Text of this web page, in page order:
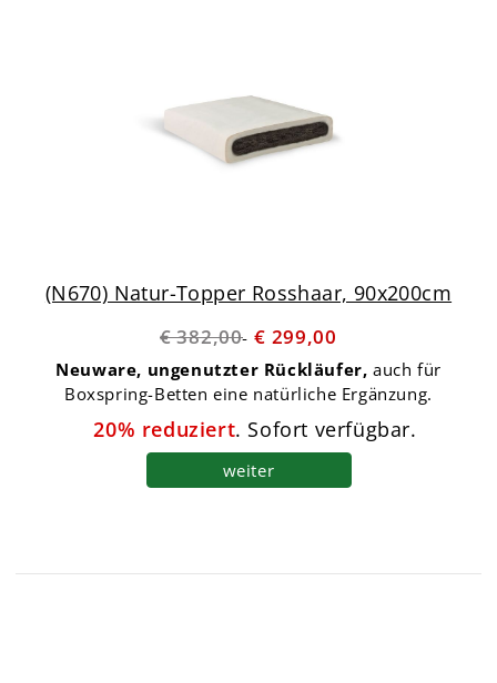
(N670) Natur-Topper Rosshaar, 90x200cm
€ 382,00 € 299,00
Neuware, ungenutzter Rückläufer, auch für
Boxspring-Betten eine natürliche Ergänzung.
20% reduziert. Sofort verfügbar.
weiter